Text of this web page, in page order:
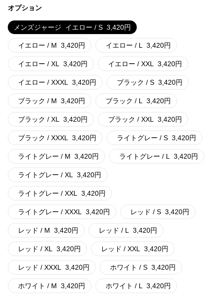
オプション
メンズジャージ イエロー / S 3,420円
イエロー / M 3,420円 イエロー / L 3,420円
イエロー / XL 3,420円 イエロー / XXL 3,420円
イエロー / XXXL 3,420円 ブラック / S 3,420円
ブラック / M 3,420円 ブラック / L 3,420円
ブラック / XL 3,420円 ブラック / XXL 3,420円
ブラック / XXXL 3,420円 ライトグレー / S 3,420円
ライトグレー / M 3,420円 ライトグレー / L 3,420円
ライトグレー / XL 3,420円
ライトグレー / XXL 3,420円
ライトグレー / XXXL 3,420円 レッド / S 3,420円
レッド / M 3,420円 レッド / L 3,420円
レッド / XL 3,420円 レッド / XXL 3,420円
レッド / XXXL 3,420円 ホワイト / S 3,420円
ホワイト / M 3,420円 ホワイト / L 3,420円